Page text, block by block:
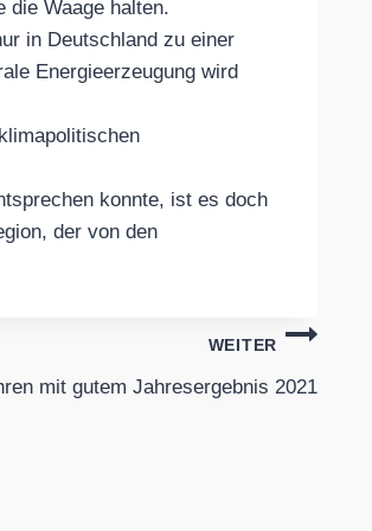
die Waage halten.
in Deutschland zu einer
Energieerzeugung wird
konnte, ist es doch
der von den
WEITER
mit gutem Jahresergebnis 2021